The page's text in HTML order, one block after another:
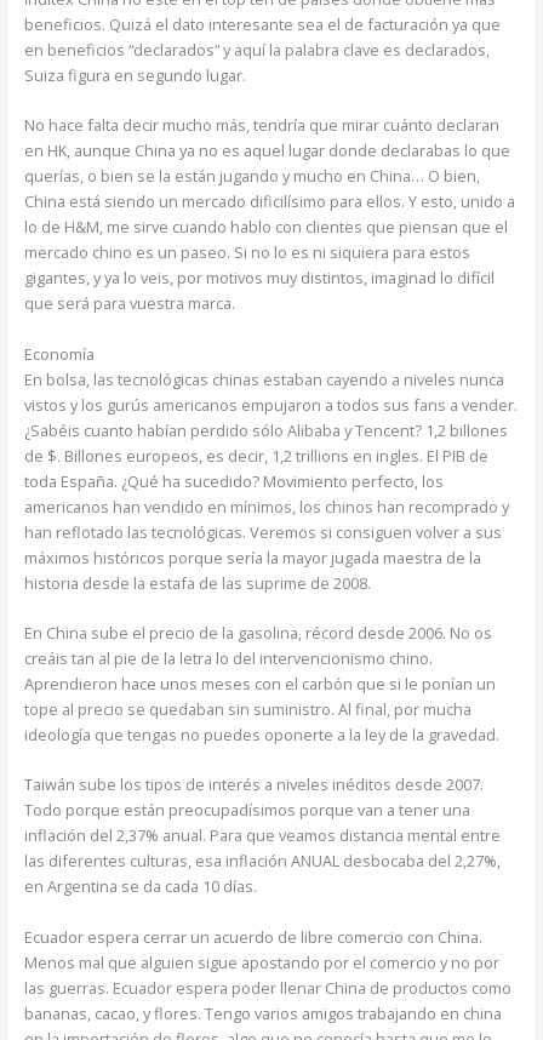
beneficios. Quizá el dato interesante sea el de facturación ya que
en beneficios “declarados” y aquí la palabra clave es declarados,
Suiza figura en segundo lugar.
No hace falta decir mucho más, tendría que mirar cuánto declaran
en HK, aunque China ya no es aquel lugar donde declarabas lo que
querías, o bien se la están jugando y mucho en China… O bien,
China está siendo un mercado dificilísimo para ellos. Y esto, unido a
lo de H&M, me sirve cuando hablo con clientes que piensan que el
mercado chino es un paseo. Si no lo es ni siquiera para estos
gigantes, y ya lo veis, por motivos muy distintos, imaginad lo difícil
que será para vuestra marca.
Economía
En bolsa, las tecnológicas chinas estaban cayendo a niveles nunca
vistos y los gurús americanos empujaron a todos sus fans a vender.
¿Sabéis cuanto habían perdido sólo Alibaba y Tencent? 1,2 billones
de $. Billones europeos, es decir, 1,2 trillions en ingles. El PIB de
toda España. ¿Qué ha sucedido? Movimiento perfecto, los
americanos han vendido en mínimos, los chinos han recomprado y
han reflotado las tecnológicas. Veremos si consiguen volver a sus
máximos históricos porque sería la mayor jugada maestra de la
historia desde la estafa de las suprime de 2008.
En China sube el precio de la gasolina, récord desde 2006. No os
creáis tan al pie de la letra lo del intervencionismo chino.
Aprendieron hace unos meses con el carbón que si le ponían un
tope al precio se quedaban sin suministro. Al final, por mucha
ideología que tengas no puedes oponerte a la ley de la gravedad.
Taiwán sube los tipos de interés a niveles inéditos desde 2007.
Todo porque están preocupadísimos porque van a tener una
inflación del 2,37% anual. Para que veamos distancia mental entre
las diferentes culturas, esa inflación ANUAL desbocaba del 2,27%,
en Argentina se da cada 10 días.
Ecuador espera cerrar un acuerdo de libre comercio con China.
Menos mal que alguien sigue apostando por el comercio y no por
las guerras. Ecuador espera poder llenar China de productos como
bananas, cacao, y flores. Tengo varios amigos trabajando en china